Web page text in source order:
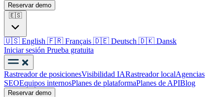
Reservar demo
🇪🇸
🇺🇸 English 🇫🇷 Français 🇩🇪 Deutsch 🇩🇰 Dansk
Iniciar sesión Prueba gratuita
Rastreador de posicionesVisibilidad IARastreador localAgencias
SEOEquipos internosPlanes de plataformaPlanes de APIBlog
Reservar demo